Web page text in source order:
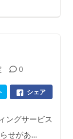
0
シェア
ングサービス
せがあ...